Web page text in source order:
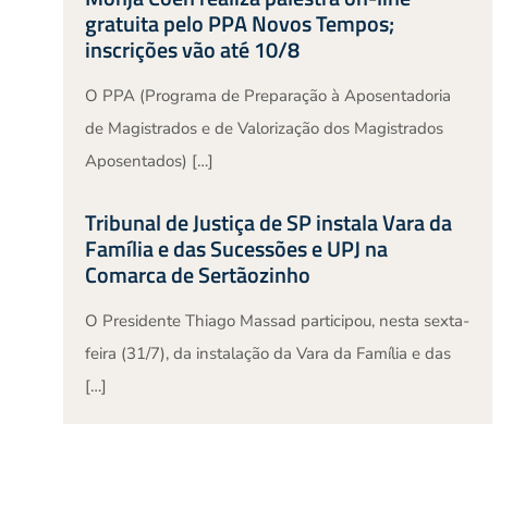
gratuita pelo PPA Novos Tempos;
inscrições vão até 10/8
O PPA (Programa de Preparação à Aposentadoria
de Magistrados e de Valorização dos Magistrados
Aposentados) […]
Tribunal de Justiça de SP instala Vara da
Família e das Sucessões e UPJ na
Comarca de Sertãozinho
O Presidente Thiago Massad participou, nesta sexta-
feira (31/7), da instalação da Vara da Família e das
[…]